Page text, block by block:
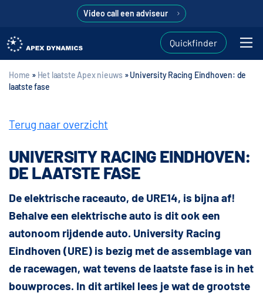
Video call een adviseur
Quickfinder
Home » Het laatste Apex nieuws »University Racing Eindhoven: de
laatste fase
Terug naar overzicht
UNIVERSITY RACING EINDHOVEN:
DE LAATSTE FASE
De elektrische raceauto, de URE14, is bijna af!
Behalve een elektrische auto is dit ook een
autonoom rijdende auto. University Racing
Eindhoven (URE) is bezig met de assemblage van
de racewagen, wat tevens de laatste fase is in het
bouwproces. In dit artikel lees je wat de grootste